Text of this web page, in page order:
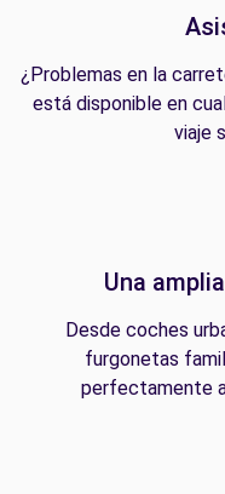
¿Problemas en la
está disponible en
viaje
Una
Desde coches
furgonetas
perfectamente